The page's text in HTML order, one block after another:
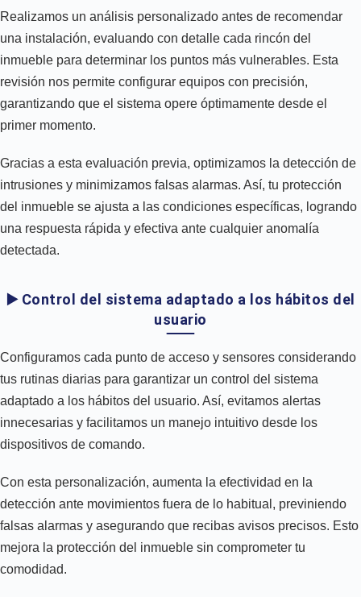
Realizamos un análisis personalizado antes de recomendar
una instalación, evaluando con detalle cada rincón del
inmueble para determinar los puntos más vulnerables. Esta
revisión nos permite configurar equipos con precisión,
garantizando que el sistema opere óptimamente desde el
primer momento.
Gracias a esta evaluación previa, optimizamos la detección de
intrusiones y minimizamos falsas alarmas. Así, tu protección
del inmueble se ajusta a las condiciones específicas, logrando
una respuesta rápida y efectiva ante cualquier anomalía
detectada.
▶️ Control del sistema adaptado a los hábitos del
usuario
Configuramos cada punto de acceso y sensores considerando
tus rutinas diarias para garantizar un control del sistema
adaptado a los hábitos del usuario. Así, evitamos alertas
innecesarias y facilitamos un manejo intuitivo desde los
dispositivos de comando.
Con esta personalización, aumenta la efectividad en la
detección ante movimientos fuera de lo habitual, previniendo
falsas alarmas y asegurando que recibas avisos precisos. Esto
mejora la protección del inmueble sin comprometer tu
comodidad.